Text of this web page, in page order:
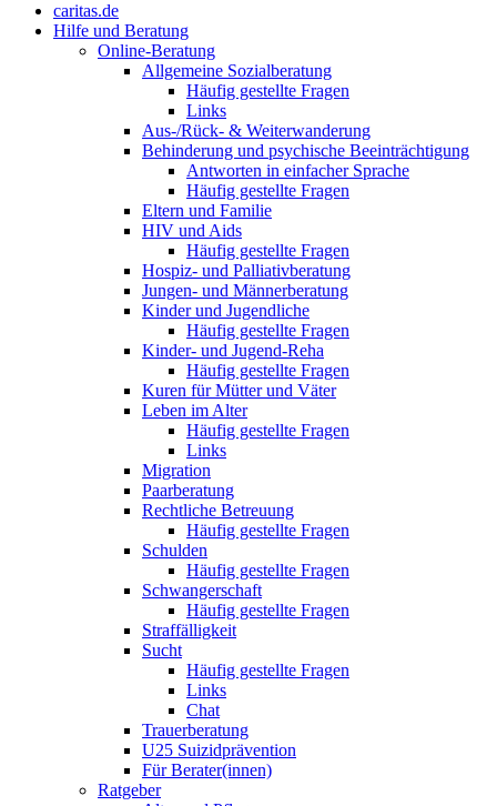
caritas.de
Hilfe und Beratung
Online-Beratung
Allgemeine Sozialberatung
Häufig gestellte Fragen
Links
Aus-/Rück- & Weiterwanderung
Behinderung und psychische Beeinträchtigung
Antworten in einfacher Sprache
Häufig gestellte Fragen
Eltern und Familie
HIV und Aids
Häufig gestellte Fragen
Hospiz- und Palliativberatung
Jungen- und Männerberatung
Kinder und Jugendliche
Häufig gestellte Fragen
Kinder- und Jugend-Reha
Häufig gestellte Fragen
Kuren für Mütter und Väter
Leben im Alter
Häufig gestellte Fragen
Links
Migration
Paarberatung
Rechtliche Betreuung
Häufig gestellte Fragen
Schulden
Häufig gestellte Fragen
Schwangerschaft
Häufig gestellte Fragen
Straffälligkeit
Sucht
Häufig gestellte Fragen
Links
Chat
Trauerberatung
U25 Suizidprävention
Für Berater(innen)
Ratgeber